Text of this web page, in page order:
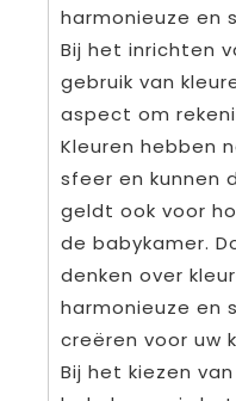
harmonieuze en
Bij het inrichten
gebruik van
aspect om
Kleuren hebben
sfeer en kunnen
geldt ook voor
de babykamer.
denken over
harmonieuze en
creëren voor uw
Bij het kiezen